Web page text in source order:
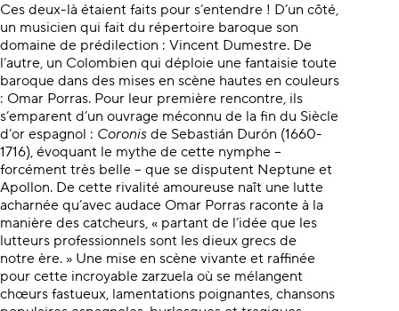
Ces deux-là étaient faits pour s’entendre ! D’un côté,
un musicien qui fait du répertoire baroque son
domaine de prédilection : Vincent Dumestre. De
l’autre, un Colombien qui déploie une fantaisie toute
baroque dans des mises en scène hautes en couleurs
: Omar Porras. Pour leur première rencontre, ils
s’emparent d’un ouvrage méconnu de la fin du Siècle
d’or espagnol : Coronis de Sebastián Durón (1660-
1716), évoquant le mythe de cette nymphe –
forcément très belle – que se disputent Neptune et
Apollon. De cette rivalité amoureuse naît une lutte
acharnée qu’avec audace Omar Porras raconte à la
manière des catcheurs, « partant de l’idée que les
lutteurs professionnels sont les dieux grecs de
notre ère. » Une mise en scène vivante et raffinée
pour cette incroyable zarzuela où se mélangent
chœurs fastueux, lamentations poignantes, chansons